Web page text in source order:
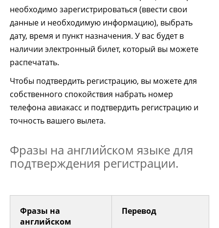
необходимо зарегистрироваться (ввести свои
данные и необходимую информацию), выбрать
дату, время и пункт назначения. У вас будет в
наличии электронный билет, который вы можете
распечатать.
Чтобы подтвердить регистрацию, вы можете для
собственного спокойствия набрать номер
телефона авиакасс и подтвердить регистрацию и
точность вашего вылета.
Фразы на английском языке для
подтверждения регистрации.
Фразы на
английском
Перевод